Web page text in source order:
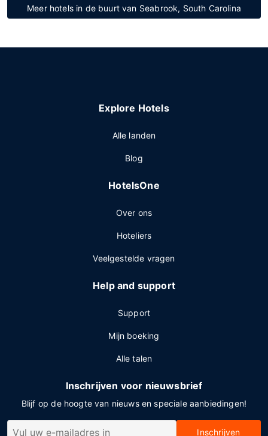
Meer hotels in de buurt van Seabrook, South Carolina
Explore Hotels
Alle landen
Blog
HotelsOne
Over ons
Hoteliers
Veelgestelde vragen
Help and support
Support
Mijn boeking
Alle talen
Inschrijven voor nieuwsbrief
Blijf op de hoogte van nieuws en speciale aanbiedingen!
Inschrijven